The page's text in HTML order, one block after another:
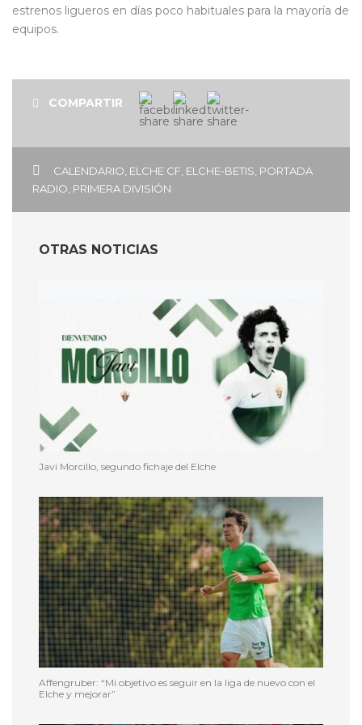
estrenos ligueros en días poco habituales para la mayoría de
equipos.
COMPARTIR
CALENDARIO ELCHE CF ELCHE-BETIS PORTADA
RADIO PRIMERA DIVISIÓN
OTRAS NOTICIAS
Javi Morcillo, segundo fichaje del Elche
Affengruber: “Mi objetivo es seguir en la liga de nuevo con el
Elche y mejorar”